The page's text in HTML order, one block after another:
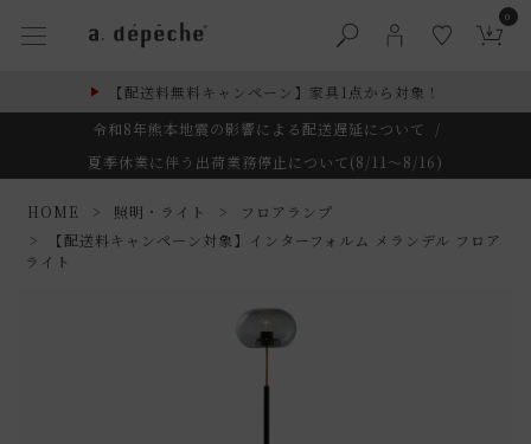
0
【配送料無料キャンペーン】家具1点から対象！
令和8年熊本地震の影響による配送遅延について
/
夏季休業に伴う出荷業務停止について(8/11～8/16)
HOME 照明・ライト
フロアランプ
【配送料キャンペーン対象】インターフォルム メランデル フロア
ライト